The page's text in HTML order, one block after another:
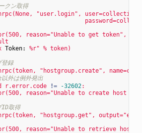
クン取得
"user.login" ,
reason="Unable to get token",
Token: %r" % token)
録
"hostgroup.create" ,
外は例外発出
r.error.code != -32602:
reason="Unable to create host
ID取得
"hostgroup.get" ,
reason="Unable to retrieve host